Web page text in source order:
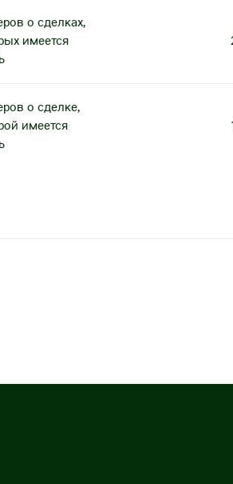
о сделках,
имеется
о сделке,
имеется